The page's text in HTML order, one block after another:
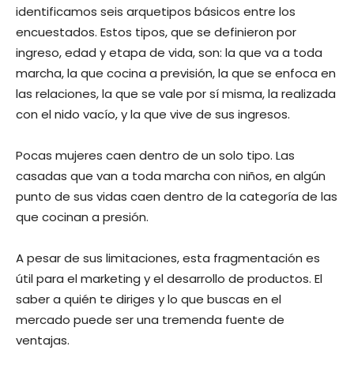
identificamos seis arquetipos básicos entre los
encuestados. Estos tipos, que se definieron por
ingreso, edad y etapa de vida, son: la que va a toda
marcha, la que cocina a previsión, la que se enfoca en
las relaciones, la que se vale por sí misma, la realizada
con el nido vacío, y la que vive de sus ingresos.
Pocas mujeres caen dentro de un solo tipo. Las
casadas que van a toda marcha con niños, en algún
punto de sus vidas caen dentro de la categoría de las
que cocinan a presión.
A pesar de sus limitaciones, esta fragmentación es
útil para el marketing y el desarrollo de productos. El
saber a quién te diriges y lo que buscas en el
mercado puede ser una tremenda fuente de
ventajas.